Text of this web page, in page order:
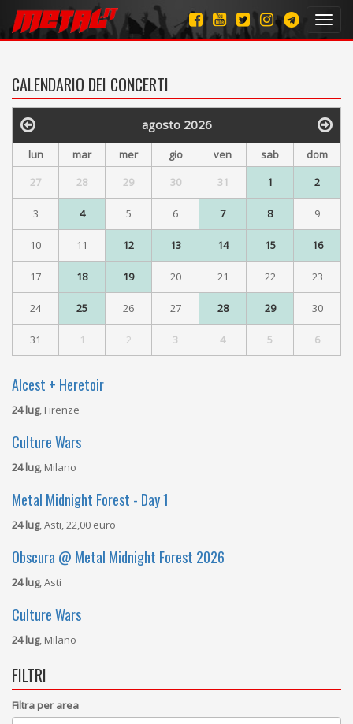
CALENDARIO DEI CONCERTI
agosto 2026
lun mar mer gio ven sab
dom
27
28 29 30 31 1 2
3 4 5 6 7 8 9
10 11 12 13 14 15 16
17 18 19 20 21 22 23
24 25 26 27 28 29 30
31 1 2 3 4 5 6
Alcest + Heretoir
24 lug, Firenze
Culture Wars
24 lug, Milano
Metal Midnight Forest - Day 1
24 lug, Asti, 22,00 euro
Obscura @ Metal Midnight Forest 2026
24 lug, Asti
Culture Wars
24 lug, Milano
FILTRI
Filtra per area